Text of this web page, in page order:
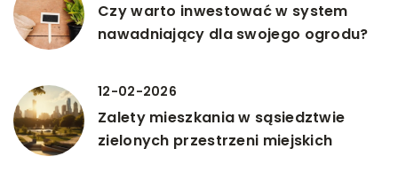
Czy warto inwestować w system
nawadniający dla swojego ogrodu?
12-02-2026
Zalety mieszkania w sąsiedztwie
zielonych przestrzeni miejskich